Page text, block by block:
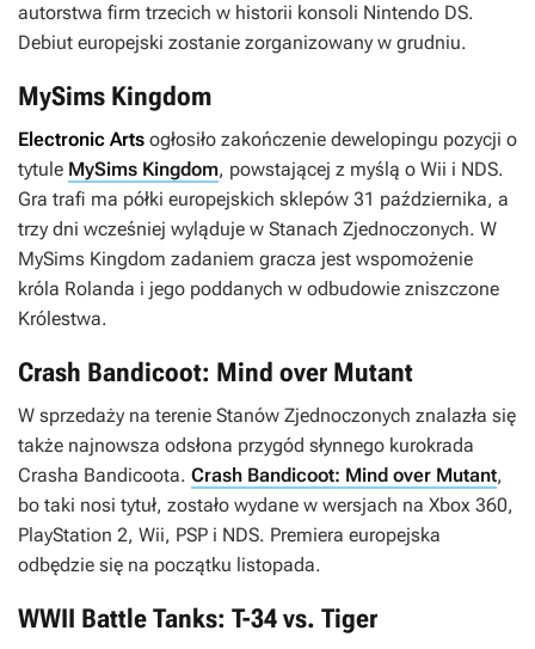
autorstwa firm trzecich w historii konsoli Nintendo DS.
Debiut europejski zostanie zorganizowany w grudniu.
MySims Kingdom
Electronic Arts ogłosiło zakończenie dewelopingu pozycji o
tytule MySims Kingdom, powstającej z myślą o Wii i NDS.
Gra trafi ma półki europejskich sklepów 31 października, a
trzy dni wcześniej wyląduje w Stanach Zjednoczonych. W
MySims Kingdom zadaniem gracza jest wspomożenie
króla Rolanda i jego poddanych w odbudowie zniszczone
Królestwa.
Crash Bandicoot: Mind over Mutant
W sprzedaży na terenie Stanów Zjednoczonych znalazła się
także najnowsza odsłona przygód słynnego kurokrada
Crasha Bandicoota. Crash Bandicoot: Mind over Mutant,
bo taki nosi tytuł, zostało wydane w wersjach na Xbox 360,
PlayStation 2, Wii, PSP i NDS. Premiera europejska
odbędzie się na początku listopada.
WWII Battle Tanks: T-34 vs. Tiger